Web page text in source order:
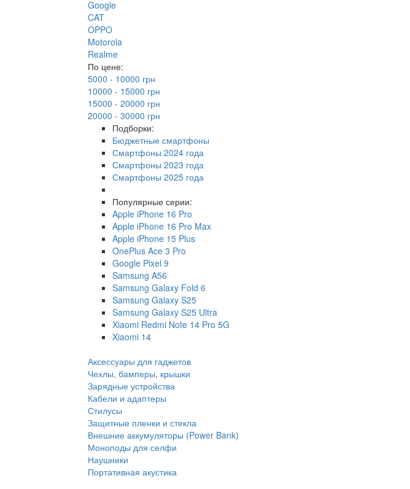
Google
CAT
OPPO
Motorola
Realme
По цене:
5000 - 10000 грн
10000 - 15000 грн
15000 - 20000 грн
20000 - 30000 грн
Подборки:
Бюджетные смартфоны
Смартфоны 2024 года
Смартфоны 2023 года
Смартфоны 2025 года
Популярные серии:
Apple iPhone 16 Pro
Apple iPhone 16 Pro Max
Apple iPhone 15 Plus
OnePlus Ace 3 Pro
Google Pixel 9
Samsung A56
Samsung Galaxy Fold 6
Samsung Galaxy S25
Samsung Galaxy S25 Ultra
Xiaomi Redmi Note 14 Pro 5G
Xiaomi 14
Аксессуары для гаджетов
Чехлы, бамперы, крышки
Зарядные устройства
Кабели и адаптеры
Стилусы
Защитные пленки и стекла
Внешние аккумуляторы (Power Bank)
Моноподы для селфи
Наушники
Портативная акустика